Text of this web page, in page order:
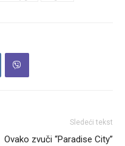
Sledeći tekst
Ovako zvuči “Paradise City”